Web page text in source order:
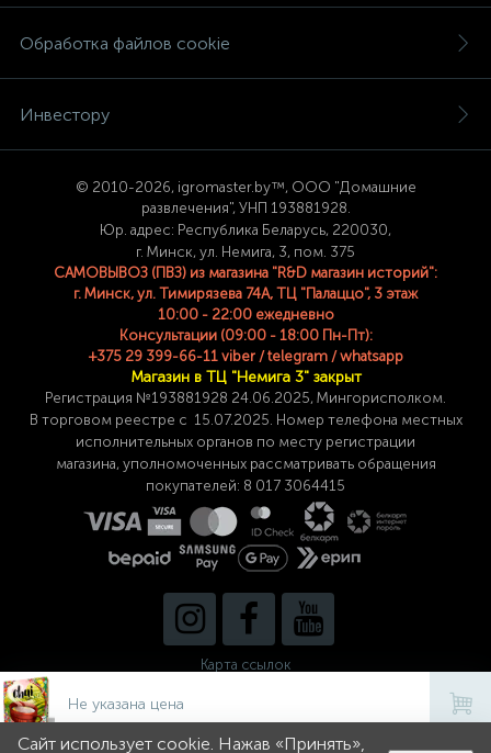
0 0
Не указана цена
Обработка файлов cookie
Инвестору
© 2010-2026, igromaster.by™, ООО "Домашние
развлечения", УНП 193881928.
Юр. адрес: Республика Беларусь, 220030,
г. Минск, ул. Немига, 3, пом. 375
САМОВЫВОЗ (ПВЗ) из магазина "R&D магазин историй":
г. Минск, ул. Тимирязева 74A, ТЦ "Палаццо", 3 этаж
10:00 - 22:00 ежедневно
Консультации (09:00 - 18:00 Пн-Пт):
+375 29 399-66-11 viber / telegram / whatsapp
Магазин в ТЦ "Немига 3" закрыт
Регистрация №193881928 24 .06.2025, Мингорисполком.
В торговом реестре с 15.07.2025. Номер телефона местных
исполнительных органов по месту регистрации
магазина,уполномоченных рассматривать обращения
покупателей: 8 017 3064415
Карта ссылок
Сайт использует cookie. Нажав «Принять»,